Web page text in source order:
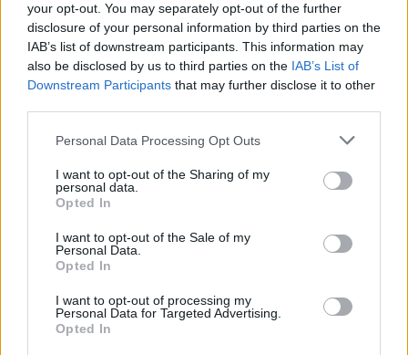
your opt-out. You may separately opt-out of the further
disclosure of your personal information by third parties on the
IAB’s list of downstream participants. This information may
also be disclosed by us to third parties on the IAB’s List of
Downstream Participants that may further disclose it to other
Personal Data Processing Opt Outs
I want to opt-out of the Sharing of my
personal data.
Opted In
I want to opt-out of the Sale of my
Personal Data.
Opted In
I want to opt-out of processing my
Personal Data for Targeted Advertising.
Opted In
3) Σχέδιο "ΒΟΡΕΑΣ" Σχέδιο αντιμετώπισης εκτάκτων
αναγκών και άμεσης βραχείας διαχείρισης των
συνεπειών από την εκδήλωση χιονοπτώσεων παγετού
4) Σχέδιο "ΕΓΚΕΛΑΔΟΣ"Σχέδιο αντιμετώπισης εκτάκτων
αναγκών και άμεσης βραχείας διαχείρισης των
συνεπειών από την εκδήλωση σεισμών
την έγκαιρη ενημέρωσή τους σε περίπτωση εφαρμογής
του μέτρου της οργανωμένης προληπτικής
απομάκρυνσης λόγω πυρκαγιών (Επισυνάπτεται
υπόδειγμα Υπεύθυνης Δήλωσης)